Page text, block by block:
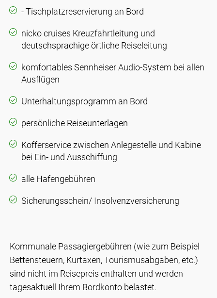
- Tischplatzreservierung an Bord
nicko cruises Kreuzfahrtleitung und
deutschsprachige örtliche Reiseleitung
komfortables Sennheiser Audio-System bei allen
Ausflügen
Unterhaltungsprogramm an Bord
persönliche Reiseunterlagen
Kofferservice zwischen Anlegestelle und Kabine
bei Ein- und Ausschiffung
alle Hafengebühren
Sicherungsschein/ Insolvenzversicherung
Kommunale Passagiergebühren (wie zum Beispiel
Bettensteuern, Kurtaxen, Tourismusabgaben, etc.)
sind nicht im Reisepreis enthalten und werden
tagesaktuell Ihrem Bordkonto belastet.